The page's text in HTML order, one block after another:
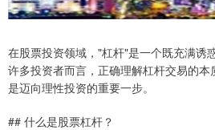
在股票投资领域，"杠杆"是一个既充满诱
许多投资者而言，正确理解杠杆交易的本
是迈向理性投资的重要一步。
## 什么是股票杠杆？